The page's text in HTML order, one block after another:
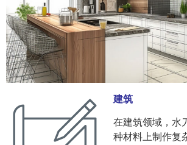
建筑
在建筑领域，水
种材料上制作复